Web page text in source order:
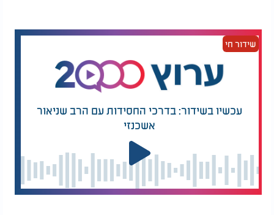
שידור חי
עכשיו בשידור: בדרכי החסידות עם הרב שניאור
אשכנזי